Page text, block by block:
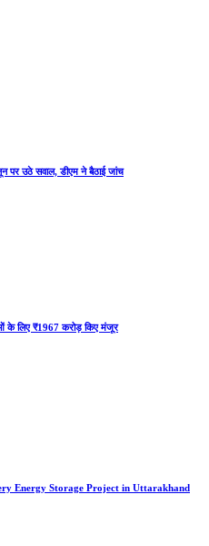
पर उठे सवाल, डीएम ने बैठाई जांच
के लिए ₹1967 करोड़ किए मंजूर
Energy Storage Project in Uttarakhand